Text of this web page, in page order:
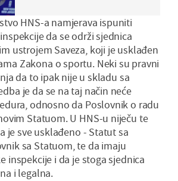
HNS-a namjerava ispuniti
da se održi sjednica
ustrojem Saveza, koji je usklađen
Zakona o sportu. Neki su pravni
da to ipak nije u skladu sa
je da se na taj način neće
odnosno da Poslovnik o radu
Statuom. U HNS-u niječu te
je sve usklađeno - Statut sa
sa Statuom, te da imaju
inspekcije i da je stoga sjednica
i legalna.